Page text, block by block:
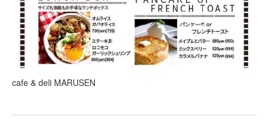
cafe & deli MARUSEN